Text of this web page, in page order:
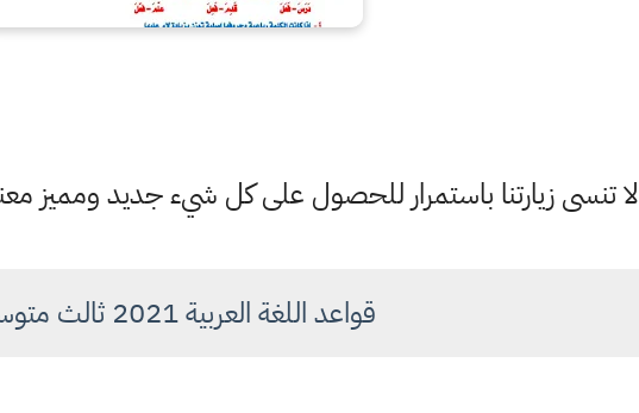
لا تنسى زيارتنا باستمرار للحصول على كل شيء جديد ومميز
قواعد اللغة العربية 2021 ثالث متوسط